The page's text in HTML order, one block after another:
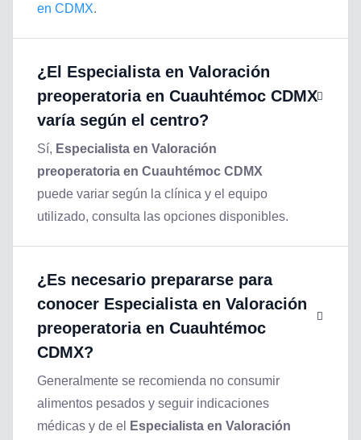
en CDMX.
¿El Especialista en Valoración
preoperatoria en Cuauhtémoc CDMX
varía según el centro?
Sí, Especialista en Valoración
preoperatoria en Cuauhtémoc CDMX
puede variar según la clínica y el equipo
utilizado, consulta las opciones disponibles.
¿Es necesario prepararse para
conocer Especialista en Valoración
preoperatoria en Cuauhtémoc
CDMX?
Generalmente se recomienda no consumir
alimentos pesados y seguir indicaciones
médicas y de el
Especialista en Valoración